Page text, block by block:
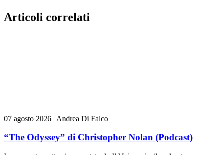
Articoli correlati
07 agosto 2026 | Andrea Di Falco
“The Odyssey” di Christopher Nolan (Podcast)